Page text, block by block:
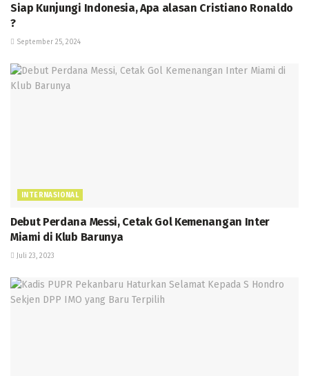
Siap Kunjungi Indonesia, Apa alasan Cristiano Ronaldo
?
September 25, 2024
INTERNASIONAL
Debut Perdana Messi, Cetak Gol Kemenangan Inter
Miami di Klub Barunya
Juli 23, 2023